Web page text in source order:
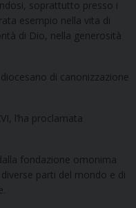
soprattutto presso i
esempio nella vita di
di Dio, nella generosità
di canonizzazione
l’ha proclamata
fondazione omonima
parti del mondo e di